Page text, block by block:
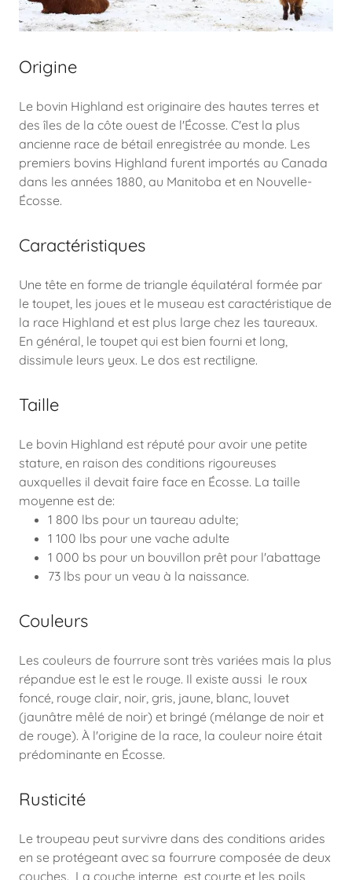
Origine
Le bovin Highland est originaire des hautes terres et
des îles de la côte ouest de l'Écosse. C'est la plus
ancienne race de bétail enregistrée au monde. Les
premiers bovins Highland furent importés au Canada
dans les années 1880, au Manitoba et en Nouvelle-
Écosse.
Caractéristiques
Une tête en forme de triangle équilatéral formée par
le toupet, les joues et le museau est caractéristique de
la race Highland et est plus large chez les taureaux.
En général, le toupet qui est bien fourni et long,
dissimule leurs yeux. Le dos est rectiligne.
Taille
Le bovin Highland est réputé pour avoir une petite
stature, en raison des conditions rigoureuses
auxquelles il devait faire face en Écosse. La taille
moyenne est de:
1 800 lbs pour un taureau adulte;
1 100 lbs pour une vache adulte
1 000 bs pour un bouvillon prêt pour l'abattage
73 lbs pour un veau à la naissance.
Couleurs
Les couleurs de fourrure sont très variées mais la plus
répandue est le est le rouge. Il existe aussi le roux
foncé, rouge clair, noir, gris, jaune, blanc, louvet
(jaunâtre mêlé de noir) et bringé (mélange de noir et
de rouge). À l'origine de la race, la couleur noire était
prédominante en Écosse.
Rusticité
Le troupeau peut survivre dans des conditions arides
en se protégeant avec sa fourrure composée de deux
couches. La couche interne est courte et les poils